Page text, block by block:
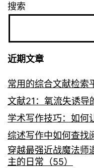
搜索
近期文章
常用的综合文献检索
文献21：氧流失诱导
学术写作技巧：如何
综述写作中如何查找
穿越最强近战魔法师
主的日常（55）